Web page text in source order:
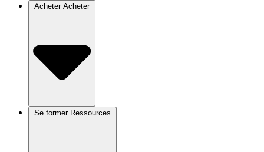
Acheter Acheter
Se former